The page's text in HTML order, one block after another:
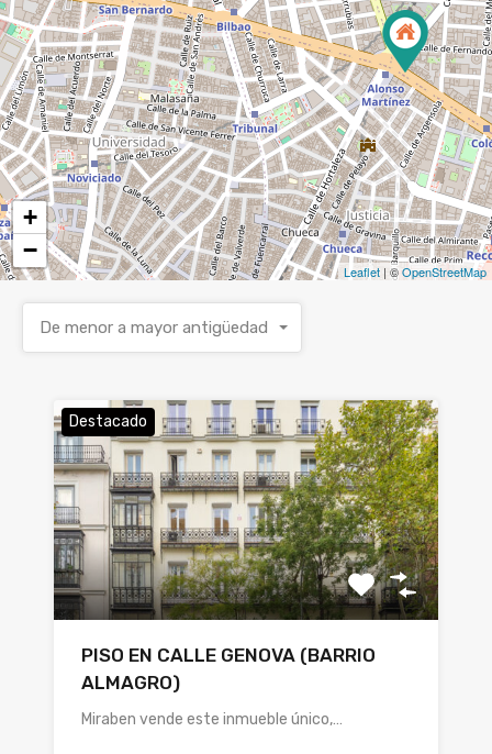
+
−
Leaflet | ©OpenStreetMap
De menor a mayor antigüedad
Destacado
PISO EN CALLE GENOVA (BARRIO
ALMAGRO)
Miraben vende este inmueble único,…